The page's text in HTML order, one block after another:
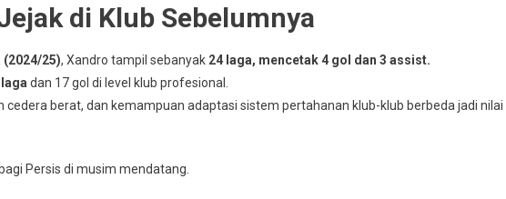
di Klub Sebelumnya
25), Xandro tampil sebanyak 24 laga, mencetak 4 gol dan 3 assist.
dan 17 gol di level klub profesional.
berat, dan kemampuan adaptasi sistem pertahanan klub-klub berbeda jadi nilai
Persis di musim mendatang.